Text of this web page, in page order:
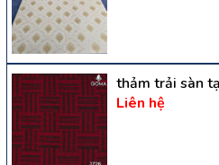
thảm trải sàn
Liên hệ